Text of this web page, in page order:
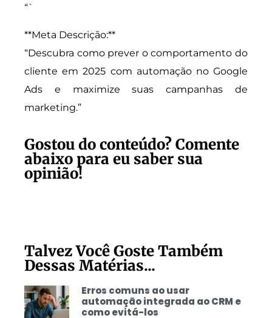
“`
**Meta Descrição:**
“Descubra como prever o comportamento do
cliente em 2025 com automação no Google
Ads e maximize suas campanhas de
marketing.”
Gostou do conteúdo? Comente
abaixo para eu saber sua
opinião!
Talvez Você Goste Também
Dessas Matérias...
Erros comuns ao usar
automação integrada ao CRM e
como evitá-los